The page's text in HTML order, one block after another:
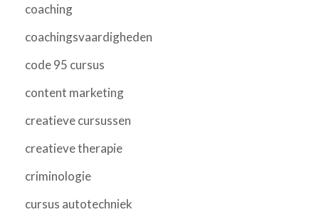
coaching
coachingsvaardigheden
code 95 cursus
content marketing
creatieve cursussen
creatieve therapie
criminologie
cursus autotechniek